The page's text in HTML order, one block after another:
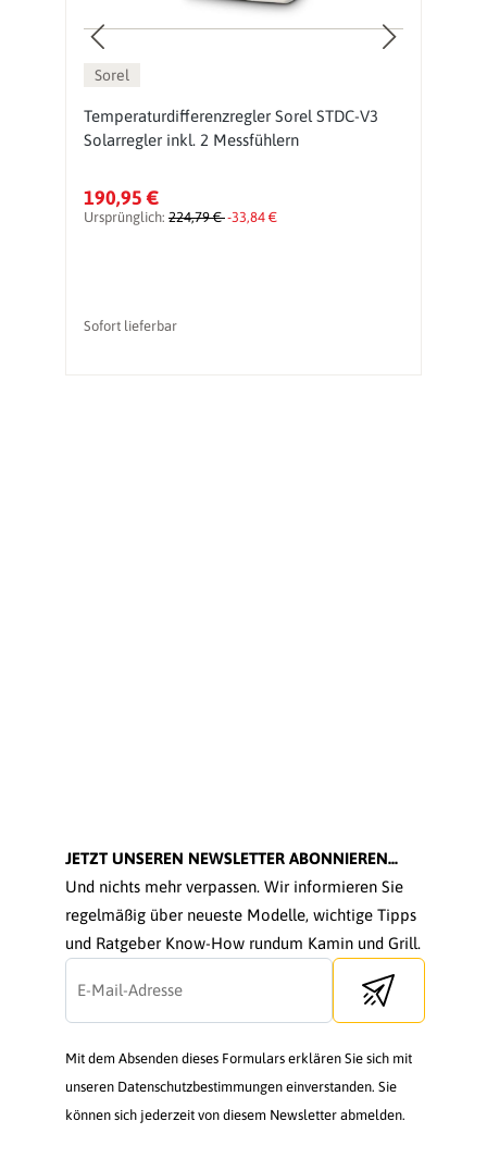
Sorel
Temperaturdifferenzregler Sorel STDC-V3
Solarregler inkl. 2 Messfühlern
190,95 €
Ursprünglich: 224,79 €-33,84 €
Sofort lieferbar
JETZT UNSEREN NEWSLETTER ABONNIEREN...
Und nichts mehr verpassen. Wir informieren Sie
regelmäßig über neueste Modelle, wichtige Tipps
und Ratgeber Know-How rundum Kamin und Grill.
Send newsletter
Mit dem Absenden dieses Formulars erklären Sie sich mit
unseren Datenschutzbestimmungen einverstanden. Sie
können sich jederzeit von diesem Newsletter abmelden.